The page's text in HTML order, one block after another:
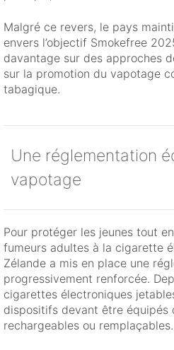
Malgré ce revers, le pays
envers l’objectif Smokefree
davantage sur des approches
sur la promotion du vapotage
tabagique.
Une réglementation
vapotage
Pour protéger les jeunes tout
fumeurs adultes à la cigarette
Zélande a mis en place une
progressivement renforcée.
cigarettes électroniques
dispositifs devant être équipés
rechargeables ou remplaçables.